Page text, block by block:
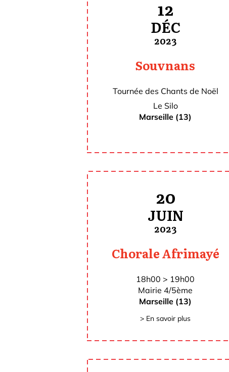
12
DÉC
2023
Souvnans
Tournée des Chants de Noël
Le Silo
Marseille (13)
20
JUIN
2023
Chorale Afrimayé
18h00 > 19h00
Mairie 4/5ème
Marseille (13)
> En savoir plus